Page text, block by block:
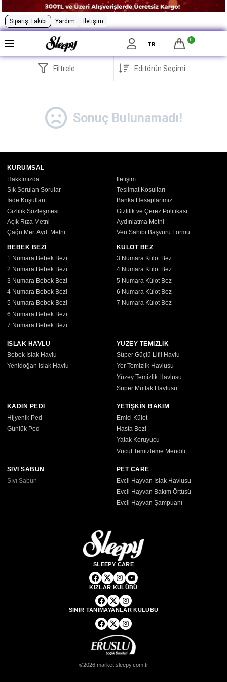
Sipariş Takibi Yardım İletişim
TR
0
Filtrele
Sonuç Bulunamadı!
KURUMSAL
Hakkımızda
İletişim
Sık Sorulan Sorular
Teslimat Koşulları
İade Koşulları
Banka Hesaplarımız
Gizlilik Sözleşmesi
Gizlilik ve Çerez Politikası
Açık Rıza Metni
Aydınlatma Metni
Çağrı Mer. Ayd. Metni
Veri Sahibi Başvuru Formu
BEBEK BEZİ
1 Numara Bebek Bezi
2 Numara Bebek Bezi
3 Numara Bebek Bezi
4 Numara Bebek Bezi
5 Numara Bebek Bezi
6 Numara Bebek Bezi
7 Numara Bebek Bezi
KÜLOT BEZ
3 Numara Külot Bez
4 Numara Külot Bez
5 Numara Külot Bez
6 Numara Külot Bez
7 Numara Külot Bez
ISLAK HAVLU
Bebek Islak Havlu
Yenidoğan Islak Havlu
YÜZEY TEMİZLİK
Süper Güçlü Lifli Havlu
Yer Temizlik Havlusu
Yüzey Temizlik Havlusu
Süper Mutfak Havlusu
KADIN PEDİ
Hijyenik Ped
Günlük Ped
YETİŞKİN BAKIM
Emici Külot
Hasta Bezi
Yatak Koruyucu
Vücut Temizleme Mendili
SIVI SABUN
Sıvı Sabun
PET CARE
Evcil Hayvan Islak Havlusu
Evcil Hayvan Bakım Örtüsü
Evcil Hayvan Şampuanı
SLEEPY CARE
KIZLAR KULÜBÜ
SINIR TANIMAYANLAR KULÜBÜ
©2026 market.sleepy.com.tr